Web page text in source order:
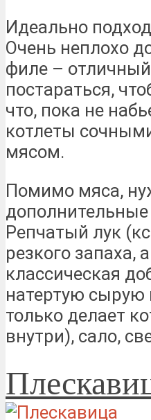
Идеально
Очень неплохо
филе –
постараться,
что, пока не
котлеты
мясом.
Помимо мяса,
Репчатый лук
резкого запаха,
классическая
натертую сырую
только делает
внутри), сало,